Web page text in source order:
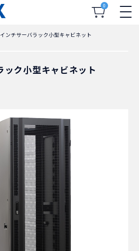
0
ンチサーバラック小型キャビネット
ック小型キャビネット